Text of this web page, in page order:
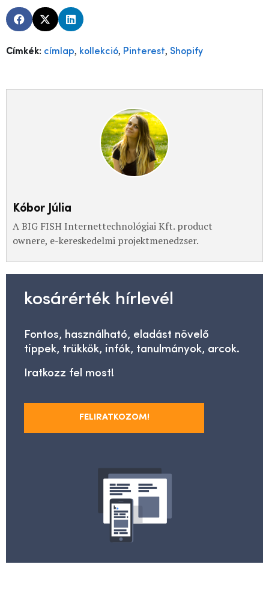
Címkék: címlap, kollekció, Pinterest, Shopify
Kóbor Júlia
A BIG FISH Internettechnológiai Kft. product
ownere, e-kereskedelmi projektmenedzser.
kosárérték hírlevél
Fontos, használható, eladást növelő
tippek, trükkök, infók, tanulmányok, arcok.
Iratkozz fel most!
FELIRATKOZOM!